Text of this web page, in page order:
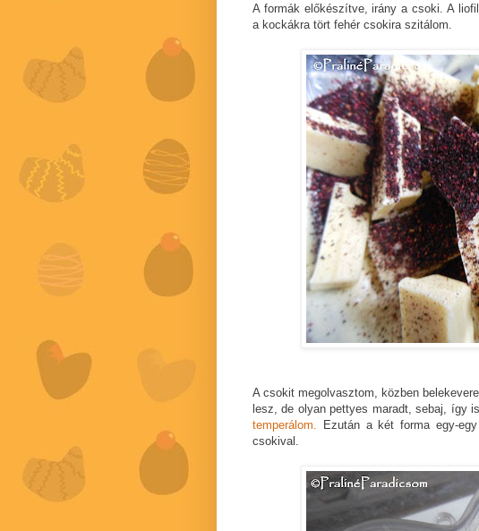
A formák előkészítve, irány a csoki. A
a kockákra tört fehér csokira szitálom.
A csokit megolvasztom, közben
lesz, de olyan pettyes maradt, sebaj, így
temperálom.
Ezután a két forma egy-
csokival.